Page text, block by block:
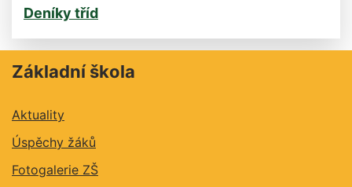
Deníky tříd
Základní škola
Aktuality
Úspěchy žáků
Fotogalerie ZŠ